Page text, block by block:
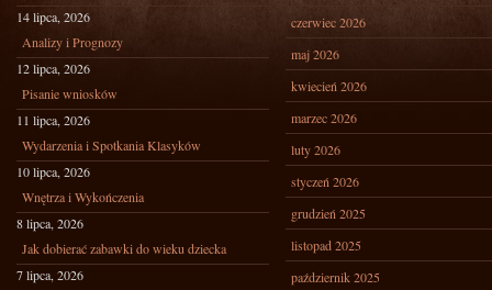
14 lipca, 2026
Analizy i Prognozy
12 lipca, 2026
Pisanie wniosków
11 lipca, 2026
Wydarzenia i Spotkania Klasyków
10 lipca, 2026
Wnętrza i Wykończenia
8 lipca, 2026
Jak dobierać zabawki do wieku dziecka
7 lipca, 2026
czerwiec 2026
maj 2026
kwiecień 2026
marzec 2026
luty 2026
styczeń 2026
grudzień 2025
listopad 2025
październik 2025